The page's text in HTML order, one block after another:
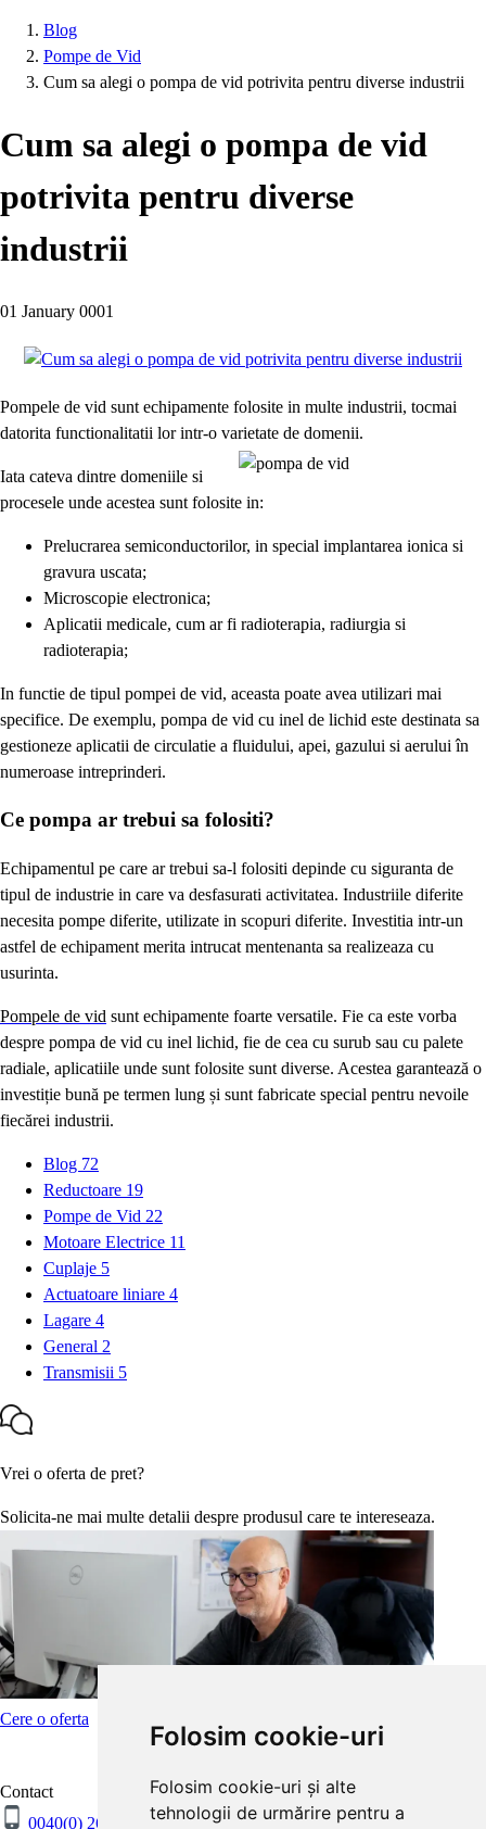
Folosim cookie-uri
Folosim cookie-uri și alte
tehnologii de urmărire pentru a
Blog
Pompe de Vid
Cum sa alegi o pompa de vid potrivita pentru diverse industrii
Cum sa alegi o pompa de vid
potrivita pentru diverse
industrii
01 January 0001
Pompele de vid sunt echipamente folosite in multe industrii, tocmai
datorita functionalitatii lor intr-o varietate de domenii.
Iata cateva dintre domeniile si
procesele unde acestea sunt folosite in:
Prelucrarea semiconductorilor, in special implantarea ionica si
gravura uscata;
Microscopie electronica;
Aplicatii medicale, cum ar fi radioterapia, radiurgia si
radioterapia;
In functie de tipul pompei de vid, aceasta poate avea utilizari mai
specifice. De exemplu, pompa de vid cu inel de lichid este destinata sa
gestioneze aplicatii de circulatie a fluidului, apei, gazului si aerului în
numeroase intreprinderi.
Ce pompa ar trebui sa folositi?
Echipamentul pe care ar trebui sa-l folositi depinde cu siguranta de
tipul de industrie in care va desfasurati activitatea. Industriile diferite
necesita pompe diferite, utilizate in scopuri diferite. Investitia intr-un
astfel de echipament merita intrucat mentenanta sa realizeaza cu
usurinta.
Pompele de vid sunt echipamente foarte versatile. Fie ca este vorba
despre pompa de vid cu inel lichid, fie de cea cu surub sau cu palete
radiale, aplicatiile unde sunt folosite sunt diverse. Acestea garantează o
investiție bună pe termen lung și sunt fabricate special pentru nevoile
fiecărei industrii.
Blog 72
Reductoare 19
Pompe de Vid 22
Motoare Electrice 11
Cuplaje 5
Actuatoare liniare 4
Lagare 4
General 2
Transmisii 5
Vrei o oferta de pret?
Solicita-ne mai multe detalii despre produsul care te intereseaza.
Cere o oferta
Contact
0040(0) 264 265 176 0040(0) 264 265 506